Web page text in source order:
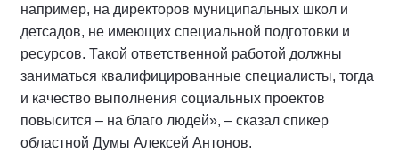
например, на директоров муниципальных школ и
детсадов, не имеющих специальной подготовки и
ресурсов. Такой ответственной работой должны
заниматься квалифицированные специалисты, тогда
и качество выполнения социальных проектов
повысится – на благо людей», – сказал спикер
областной Думы Алексей Антонов.